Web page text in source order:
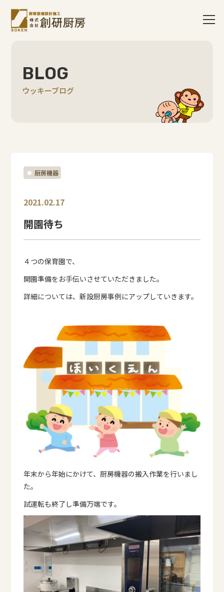
BLOG
ウッキーブログ
厨房機器
2021.02.17
開園待ち
４つの保育園で、
開園準備をお手伝いさせていただきました。
詳細については、新設厨房事例にアップしていきます。
年末から年始にかけて、厨房機器の搬入作業を行いまし
た。
試運転も終了し準備万端です。